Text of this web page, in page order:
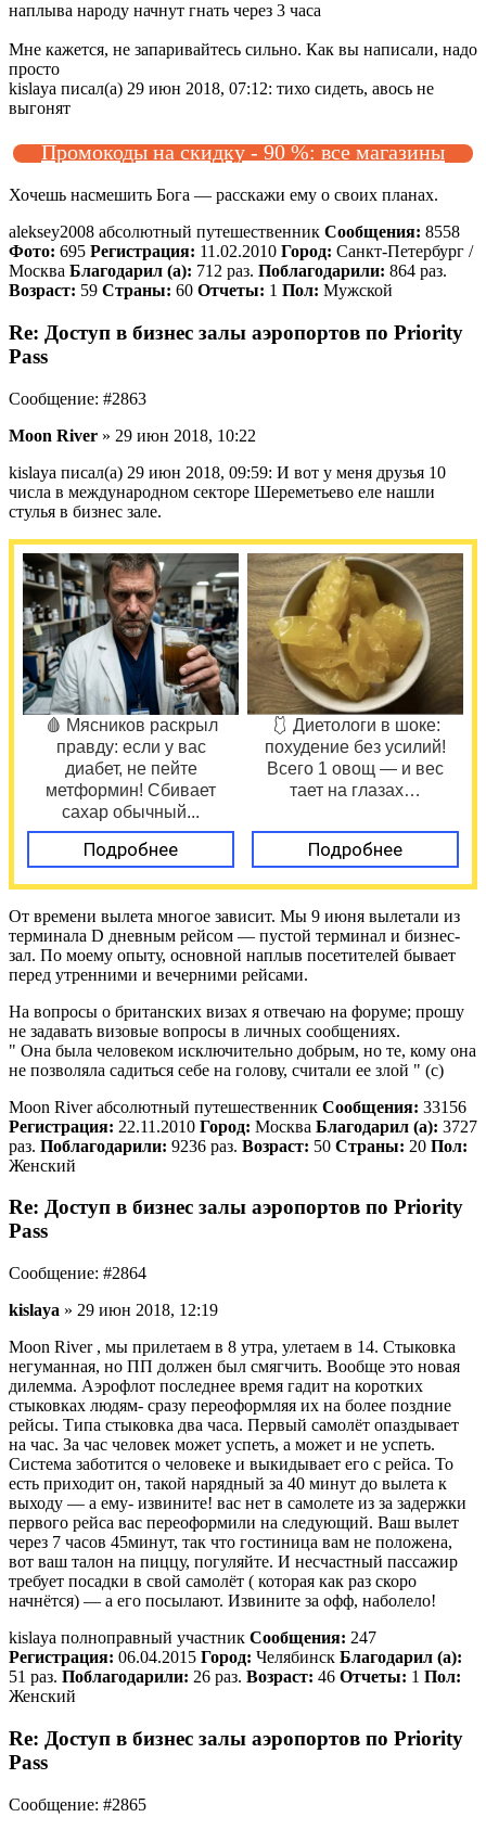
наплыва народу начнут гнать через 3 часа
Мне кажется, не запаривайтесь сильно. Как вы написали, надо
просто
kislaya писал(а) 29 июн 2018, 07:12: тихо сидеть, авось не
выгонят
Промокоды на скидку - 90 %: все магазины
Хочешь насмешить Бога — расскажи ему о своих планах.
aleksey2008 абсолютный путешественник Сообщения: 8558
Фото: 695 Регистрация: 11.02.2010 Город: Санкт-Петербург /
Москва Благодарил (а): 712 раз. Поблагодарили: 864 раз.
Возраст: 59 Страны: 60 Отчеты: 1 Пол: Мужской
Re: Доступ в бизнес залы аэропортов по Priority
Pass
Сообщение: #2863
Moon River » 29 июн 2018, 10:22
kislaya писал(а) 29 июн 2018, 09:59: И вот у меня друзья 10
числа в международном секторе Шереметьево еле нашли
стулья в бизнес зале.
🩸 Мясников раскрыл
правду: если у вас
диабет, не пейте
метформин! Сбивает
сахар обычный...
Подробнее
🩱 Диетологи в шоке:
похудение без усилий!
Всего 1 овощ — и вес
тает на глазах…
Подробнее
От времени вылета многое зависит. Мы 9 июня вылетали из
терминала D дневным рейсом — пустой терминал и бизнес-
зал. По моему опыту, основной наплыв посетителей бывает
перед утренними и вечерними рейсами.
На вопросы о британских визах я отвечаю на форуме; прошу
не задавать визовые вопросы в личных сообщениях.
" Она была человеком исключительно добрым, но те, кому она
не позволяла садиться себе на голову, считали ее злой " (c)
Moon River абсолютный путешественник Сообщения: 33156
Регистрация: 22.11.2010 Город: Москва Благодарил (а): 3727
раз. Поблагодарили: 9236 раз. Возраст: 50 Страны: 20 Пол:
Женский
Re: Доступ в бизнес залы аэропортов по Priority
Pass
Сообщение: #2864
kislaya » 29 июн 2018, 12:19
Moon River , мы прилетаем в 8 утра, улетаем в 14. Стыковка
негуманная, но ПП должен был смягчить. Вообще это новая
дилемма. Аэрофлот последнее время гадит на коротких
стыковках людям- сразу переоформляя их на более поздние
рейсы. Типа стыковка два часа. Первый самолёт опаздывает
на час. За час человек может успеть, а может и не успеть.
Система заботится о человеке и выкидывает его с рейса. То
есть приходит он, такой нарядный за 40 минут до вылета к
выходу — а ему- извините! вас нет в самолете из за задержки
первого рейса вас переоформили на следующий. Ваш вылет
через 7 часов 45минут, так что гостиница вам не положена,
вот ваш талон на пиццу, погуляйте. И несчастный пассажир
требует посадки в свой самолёт ( которая как раз скоро
начнётся) — а его посылают. Извините за офф, наболело!
kislaya полноправный участник Сообщения: 247
Регистрация: 06.04.2015 Город: Челябинск Благодарил (а):
51 раз. Поблагодарили: 26 раз. Возраст: 46 Отчеты: 1 Пол:
Женский
Re: Доступ в бизнес залы аэропортов по Priority
Pass
Сообщение: #2865